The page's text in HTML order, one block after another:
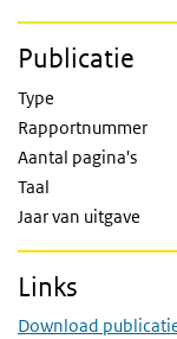
Publicatie
Type
Rapportnummer
Aantal pagina's
Taal
Jaar van uitgave
Links
Download